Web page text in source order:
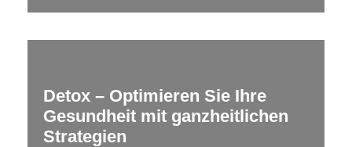
Detox – Optimieren Sie Ihre
Gesundheit mit ganzheitlichen
Strategien